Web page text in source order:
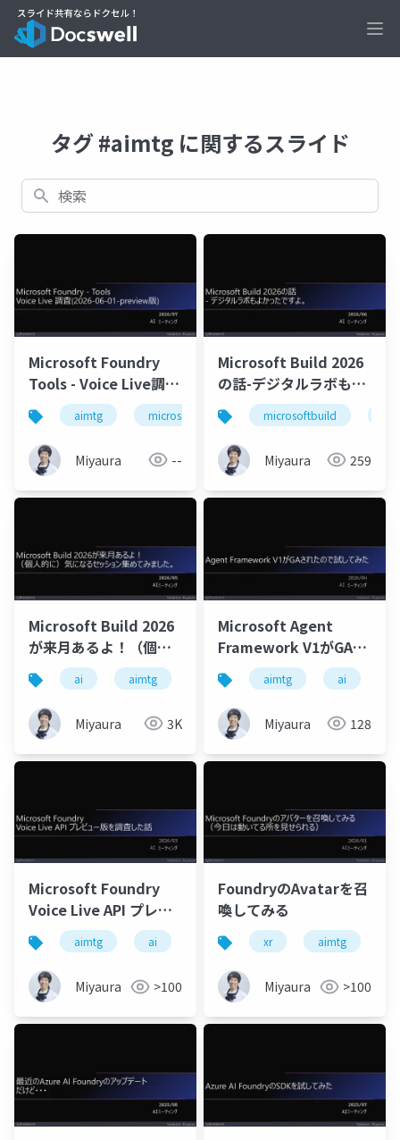
タグ #aimtg に関するスライド
検索
Microsoft Foundry
Tools - Voice Live調査
（2026-06-01-preview
版）
aimtg microsoftfoundry foundrytools
Miyaura --
Microsoft Build 2026
の話-デジタルラボもよ
かったですよ
microsoftbuild
Miyaura 259
Microsoft Build 2026
が来月あるよ！（個人
的に）気になるセッシ
ョン集めてみました。
ai aimtg microsoft
Miyaura 3K
Microsoft Agent
Framework V1がGAさ
れたので試してみた
aimtg ai
Miyaura 128
Microsoft Foundry
Voice Live API プレビ
ュー版を調査した話
aimtg ai microsoftfoundry azure
Miyaura >100
FoundryのAvatarを召
喚してみる
xr aimtg
Miyaura >100